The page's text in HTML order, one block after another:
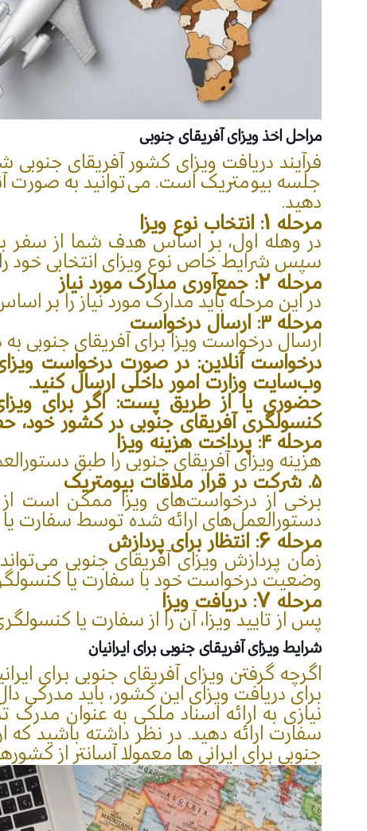
مراحل اخذ ویزای آفریقای جنوبی
فرآیند دریافت ویزای کشور آفریقای
جلسه بیومتریک است. می‌توانید به صورت
دهید.
مرحله 1: انتخاب نوع ویزا
در وهله اول، بر اساس هدف شما از سفر به
سپس شرایط خاص نوع ویزای انتخابی خود
مرحله 2: جمع‌آوری مدارک مورد نیاز
در این مرحله باید مدارک مورد نیاز را بر
مرحله ۳: ارسال درخواست
ارسال درخواست ویزا برای آفریقای
درخواست آنلاین: در صورت درخواست
وب‌سایت وزارت امور داخلی ارسال کنید.
حضوری یا از طریق پست: اگر برای
کنسولگری آفریقای جنوبی در کشور
مرحله ۴: پرداخت هزینه ویزا
هزینه ویزای آفریقای جنوبی را طبق
۵. شرکت در قرار ملاقات بیومتریک
برخی از درخواست‌های ویزا ممکن است
دستورالعمل‌های ارائه شده توسط سفارت یا
مرحله 6: انتظار برای پردازش
زمان پردازش ویزای آفریقای جنوبی
وضعیت درخواست خود با سفارت یا
مرحله 7: دریافت ویزا
پس از تایید ویزا، آن را از سفارت یا
شرایط ویزای آفریقای جنوبی برای ایرانیان
اگرچه گرفتن ویزای آفریقای جنوبی برای
برای دریافت ویزای این کشور، باید مدرکی دال بر تمکن مالی به مبلغ
نیازی به ارائه اسناد ملکی به عنوان
سفارت ارائه دهید. در نظر داشته باشید
جنوبی برای ایرانی ها معمولا آسانتر از